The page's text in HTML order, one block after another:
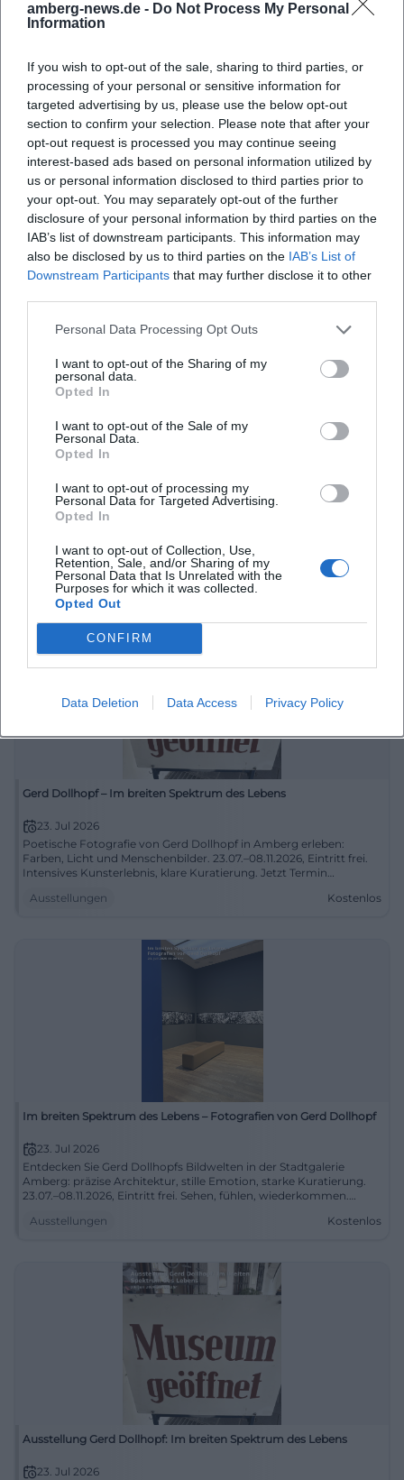
amberg-news.de - Do Not Process My Personal
Information
If you wish to opt-out of the sale, sharing to third parties, or
processing of your personal or sensitive information for
targeted advertising by us, please use the below opt-out
section to confirm your selection. Please note that after your
opt-out request is processed you may continue seeing
interest-based ads based on personal information utilized by
us or personal information disclosed to third parties prior to
your opt-out. You may separately opt-out of the further
disclosure of your personal information by third parties on the
IAB’s list of downstream participants. This information may
also be disclosed by us to third parties on the IAB’s List of
Downstream Participants that may further disclose it to other
Personal Data Processing Opt Outs
I want to opt-out of the Sharing of my
personal data.
Opted In
I want to opt-out of the Sale of my
Personal Data.
Opted In
I want to opt-out of processing my
Personal Data for Targeted Advertising.
Opted In
I want to opt-out of Collection, Use,
Retention, Sale, and/or Sharing of my
Personal Data that Is Unrelated with the
Purposes for which it was collected.
Opted Out
CONFIRM
Data Deletion Data Access Privacy Policy
Gerd Dollhopf – Im breiten Spektrum des Lebens (Fotografie-
Ausstellung)
23. Jul 2026
Eindringliche Fotografie in der Stadtgalerie Alte Feuerwache: Gerd
Dollhopf zeigt Menschenwelten. 23.07.–08.11.2026, Eintritt frei.
Sehen, staunen, ins Gespräch kommen. Jetzt Termin vormerken!
#AmbergKultur
Ausstellungen
Kostenlos
23. Jul 2026
Entdecken Sie Gerd Dollhopfs Fotokunst in Amberg: humane
08.11.2026. Gewinn an Blickschärfe und Sinn. #StadtgalerieAmberg
Ausstellungen
Kostenlos
Gerd Dollhopf – Im breiten Spektrum des Lebens
23. Jul 2026
Poetische Fotografie von Gerd Dollhopf in Amberg erleben:
Farben, Licht und Menschenbilder. 23.07.–08.11.2026, Eintritt frei.
Intensives Kunsterlebnis, klare Kuratierung. Jetzt Termin
Ausstellungen
Kostenlos
Im breiten Spektrum des Lebens – Fotografien von Gerd Dollhopf
23. Jul 2026
Entdecken Sie Gerd Dollhopfs Bildwelten in der Stadtgalerie
Amberg: präzise Architektur, stille Emotion, starke Kuratierung.
23.07.–08.11.2026, Eintritt frei. Sehen, fühlen, wiederkommen.
Ausstellungen
Kostenlos
Ausstellung Gerd Dollhopf: Im breiten Spektrum des Lebens
23. Jul 2026